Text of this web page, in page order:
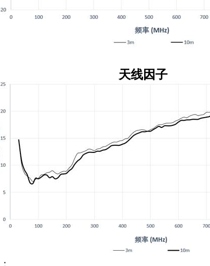
天线因子
：